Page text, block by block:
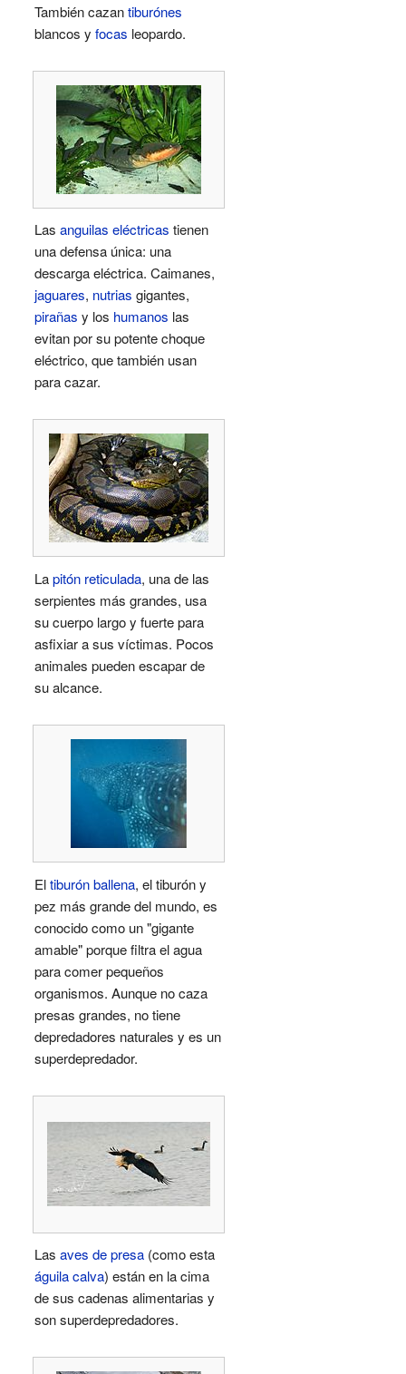
También cazantiburónes
blancos y focas leopardo.
Las anguilas eléctricas tienen
una defensa única: una
descarga eléctrica. Caimanes,
jaguares, nutrias gigantes,
pirañas y los humanos las
evitan por su potente choque
eléctrico, que también usan
para cazar.
Lapitón reticulada, una de las
serpientes más grandes, usa
su cuerpo largo y fuerte para
asfixiar a sus víctimas. Pocos
animales pueden escapar de
su alcance.
Eltiburón ballena, el tiburón y
pez más grande del mundo, es
conocido como un "gigante
amable" porque filtra el agua
para comer pequeños
organismos. Aunque no caza
presas grandes, no tiene
depredadores naturales y es un
superdepredador.
Las aves de presa (como esta
águila calva) están en la cima
de sus cadenas alimentarias y
son superdepredadores.